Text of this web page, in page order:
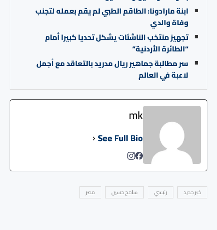
ابنة مارادونا: الطاقم الطبي لم يقم بعمله لتجنب
وفاة والدي
تجهيز منتخب الناشئات يشكل تحديا كبيرا أمام
“الطائرة الأردنية”
سر مطالبة جماهير ريال مدريد بالتعاقد مع أجمل
لاعبة في العالم
mk
See Full Bio
خبر جديد رئيسي سامح حسين مصر